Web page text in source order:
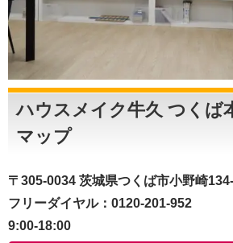
ハウスメイク牛久 つくば
マップ
〒305-0034 茨城県つくば市小野崎
フリーダイヤル：0120-201-952
9:00-18:00